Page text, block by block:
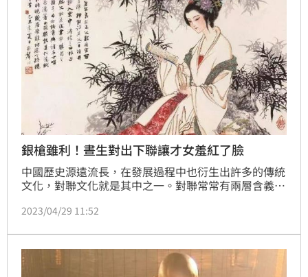
銀槍雖利！晝生對出下聯讓才女羞紅了臉
中國歷史源遠流長，在發展過程中也衍生出許多的傳統
文化，對聯文化就是其中之一。對聯常常有兩層含義，
言的獨特形式。另一種說對聯起源於春貼，是古人每年
「招親」儀式上。
2023/04/29 11:52